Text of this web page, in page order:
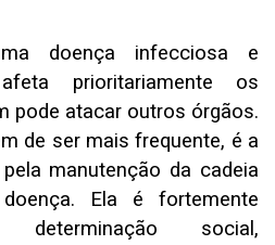
doença infecciosa e
prioritariamente os
pode atacar outros órgãos.
de ser mais frequente, é a
manutenção da cadeia
Ela é fortemente
determinação social,